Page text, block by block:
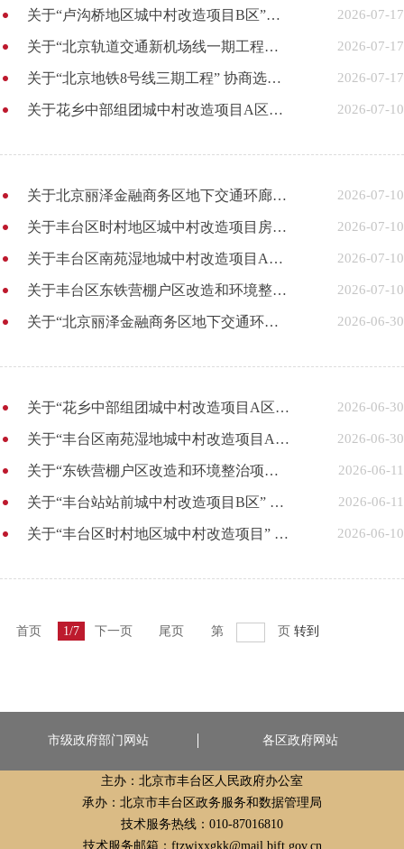
关于“卢沟桥地区城中村改造项目B区”协商选定房地产价格评估机构的通知 2026-07-17
关于“北京轨道交通新机场线一期工程草桥站项目”协商选定房地产价格评估机构的通知 2026-07-17
关于“北京地铁8号线三期工程” 协商选定房地产价格评估机构的通知 2026-07-17
关于花乡中部组团城中村改造项目A区房地产价格评估机构协商选定结果及公开摇号的通知 2026-07-10
关于北京丽泽金融商务区地下交通环廊工程房地产价格评估机构协商选定结果及公开摇号的通知 2026-07-10
关于丰台区时村地区城中村改造项目房地产价格评估机构协商选定结果及公开摇号的通知 2026-07-10
关于丰台区南苑湿地城中村改造项目A区房地产价格评估机构协商选定结果及公开摇号的通知 2026-07-10
关于丰台区东铁营棚户区改造和环境整治项目1号地、18号地房地产价格评估机构协商选定结果及公开摇号的通知 2026-07-10
关于“北京丽泽金融商务区地下交通环廊工程”协商选定房地产价格评估机构的通知 2026-06-30
关于“花乡中部组团城中村改造项目A区”协商选定房地产价格评估机构的通知 2026-06-30
关于“丰台区南苑湿地城中村改造项目A区” 协商选定房地产价格评估机构的通知 2026-06-30
关于“东铁营棚户区改造和环境整治项目1号地、18号地”协商选定房地产价格评估机构的通知 2026-06-11
关于“丰台站站前城中村改造项目B区” 协商选定房地产价格评估机构的通知 2026-06-11
关于“丰台区时村地区城中村改造项目” 协商选定房地产价格评估机构的通知 2026-06-10
首页 1/7 下一页 尾页 第 页 转到
市级政府部门网站 各区政府网站
主办：北京市丰台区人民政府办公室
承办：北京市丰台区政务服务和数据管理局
技术服务热线：010-87016810
技术服务邮箱：ftzwjxxgkk@mail.bjft.gov.cn